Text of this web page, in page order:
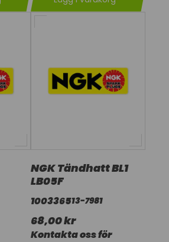
NGK Tändhatt BL1
LB05F
100336513-7981
68,00 kr
Kontakta oss för